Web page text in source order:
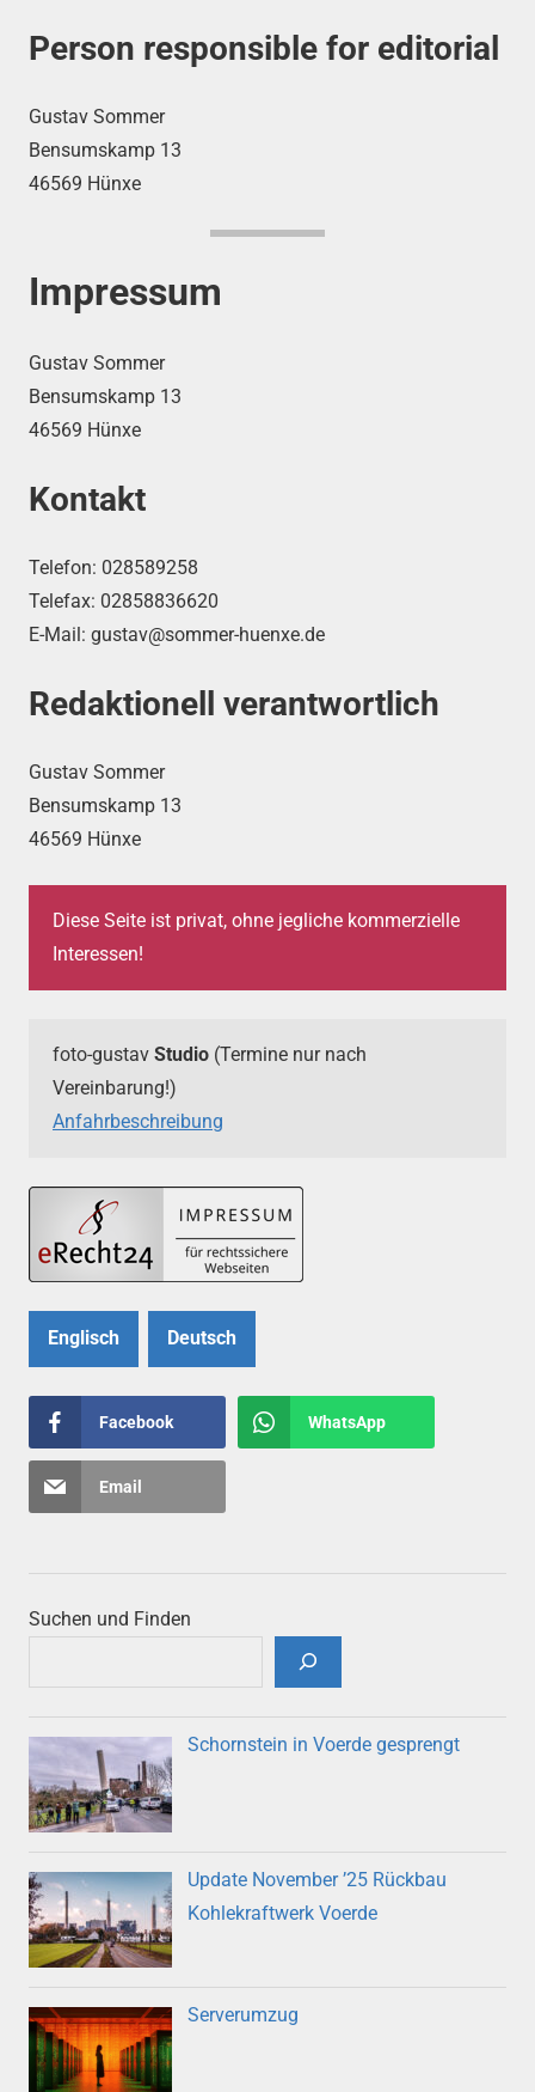
Person responsible for editorial
Gustav Sommer
Bensumskamp 13
46569 Hünxe
Impressum
Gustav Sommer
Bensumskamp 13
46569 Hünxe
Kontakt
Telefon: 028589258
Telefax: 02858836620
E-Mail: gustav@sommer-huenxe.de
Redaktionell verantwortlich
Gustav Sommer
Bensumskamp 13
46569 Hünxe
Diese Seite ist privat, ohne jegliche kommerzielle
Interessen!
foto-gustav Studio (Termine nur nach
Vereinbarung!)
Anfahrbeschreibung
Englisch Deutsch
Facebook WhatsApp
Email
Suchen und Finden
Schornstein in Voerde gesprengt
Update November ’25 Rückbau
Kohlekraftwerk Voerde
Serverumzug